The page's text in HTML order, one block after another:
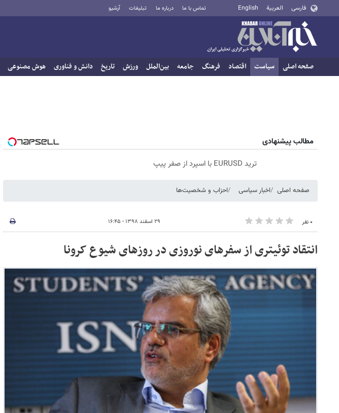
فارسی العربية English تماس با ما درباره ما تبلیغات آرشیو
صفحه اصلی سیاست اقتصاد فرهنگ جامعه بین‌الملل ورزش تاریخ دانش و فناوری هوش مصنوعی
مطالب پیشنهادی
ترید EURUSD با اسپرد از صفر پیپ
صفحه اصلی اخبار سیاسی احزاب و شخصیت‌ها
۰ نفر ۲۹ اسفند ۱۳۹۸ - ۱۶:۴۵
انتقاد توئیتری از سفرهای نوروزی در روزهای شیوع کرونا